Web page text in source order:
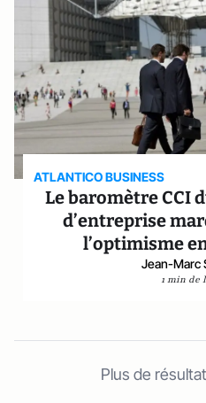
ATLANTICO BUSINESS
Le baromètre CCI
d’entreprise
l’optimisme
Jean-Marc
1 min de
Plus de